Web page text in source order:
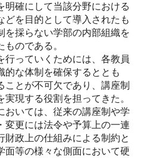
明確にして当該分野における
どを目的として導入されたも
を採らない学部の内部組織を
のである。
っていくためには、各教員
的な体制を確保するととも
とが不可欠であり、講座制
現する役割を担ってきた。
いては、従来の講座制や学
変更には法令や予算上の一連
政上の仕組みによる制約と
面等の様々な側面において硬